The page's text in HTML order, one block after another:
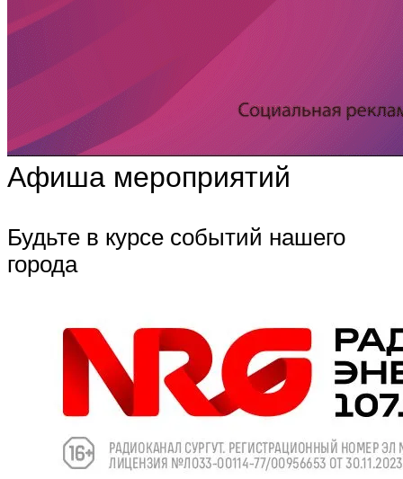
Афиша мероприятий
Будьте в курсе событий нашего
города